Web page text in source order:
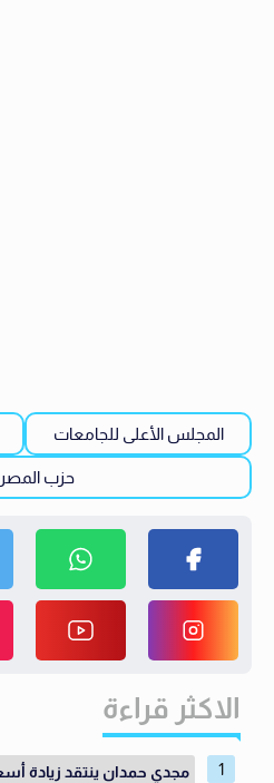
المجلس الأعلى للجامعات
حزب
الاكثر قراءة
مجدي حمدان ينتقد زيادة